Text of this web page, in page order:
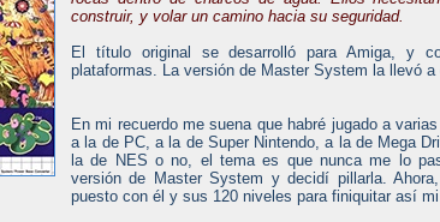
construir, y volar un camino hacia su seguridad.
El título original se desarrolló para Amiga, y
plataformas. La versión de Master System la llevó a
En mi recuerdo me suena que habré jugado a
a la de PC, a la de Super Nintendo, a la de Mega
la de NES o no, el tema es que nunca me lo
versión de Master System y decidí pillarla.
puesto con él y sus 120 niveles para finiquitar así